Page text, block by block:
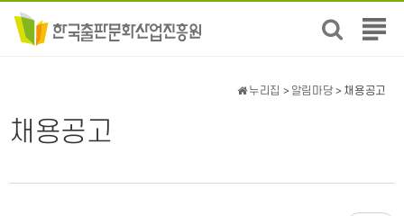
전
뉴
채용공고
누리집 > 알림마당 > 채용공고